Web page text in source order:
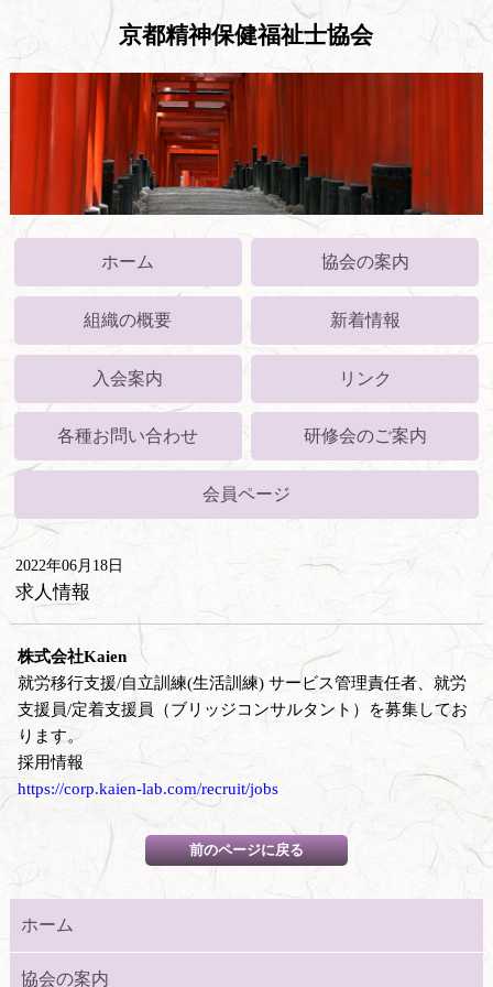
京都精神保健福祉士協会
ホーム 協会の案内
組織の概要 新着情報
入会案内 リンク
各種お問い合わせ 研修会のご案内
会員ページ
2022年06月18日
求人情報
株式会社Kaien
就労移行支援/自立訓練(生活訓練) サービス管理責任者、就労
支援員/定着支援員（ブリッジコンサルタント）を募集してお
ります。
採用情報
https://corp.kaien-lab.com/recruit/jobs
ホーム
協会の案内